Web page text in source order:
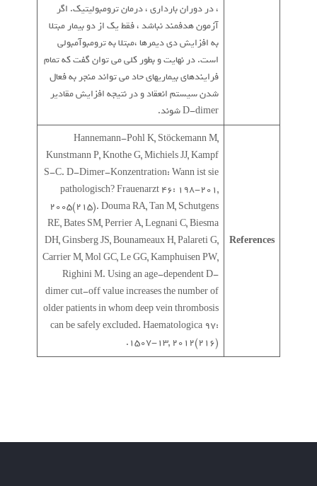
، در دوران بارداری ، درمان ترومبولیتیک. اگر
آزمون هدفمند نباشد ، فقط یک از دو بیمار مبتلا
به افزایش دی دیمرها ،مبتلا به ترومبوآمبولی
است. در نهایت و بطور کلی می توان گفت که تمام
فرایندهای بیماریهای حاد می تواند منجر به فعال
شدن سیستم انعقاد و در نتیجه افزایش مقادیر
D-dimer شوند.
References
Hannemann-Pohl K, Stöckemann M,
Kunstmann P, Knothe G, Michiels JJ, Kampf
S-C. D-Dimer-Konzentration: Wann ist sie
pathologisch? Frauenarzt 46: 198-201,
2005(215). Douma RA, Tan M, Schutgens
RE, Bates SM, Perrier A, Legnani C, Biesma
DH, Ginsberg JS, Bounameaux H, Palareti G,
Carrier M, Mol GC, Le GG, Kamphuisen PW,
Righini M. Using an age-dependent D-
dimer cut-off value increases the number of
older patients in whom deep vein thrombosis
can be safely excluded. Haematologica 97:
1507-13, 2012(216).